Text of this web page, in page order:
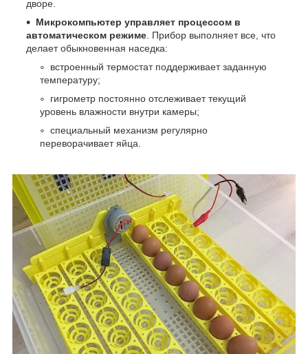
дворе.
Микрокомпьютер управляет процессом в
автоматическом режиме . Прибор выполняет все, что
делает обыкновенная наседка:
встроенный термостат поддерживает заданную
температуру;
гигрометр постоянно отслеживает текущий
уровень влажности внутри камеры;
специальный механизм регулярно
переворачивает яйца.